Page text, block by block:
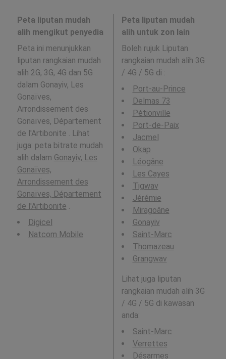
Peta liputan mudah
alih mengikut penyedia
Peta ini menunjukkan
liputan rangkaian mudah
alih 2G, 3G, 4G dan 5G
dalam Gonayiv, Les
Gonaïves,
Arrondissement des
Gonaïves, Département
de l'Artibonite . Lihat
juga: peta bitrate mudah
alih dalam Gonayiv, Les
Gonaïves,
Arrondissement des
Gonaïves, Département
de l'Artibonite .
Digicel
Natcom Mobile
Peta liputan mudah
alih untuk zon lain
Boleh rujuk Liputan
rangkaian mudah alih 3G
/ 4G / 5G di :
Port-au-Prince
Delmas 73
Pétionville
Port-de-Paix
Jacmel
Okap
Léogâne
Les Cayes
Tigwav
Jérémie
Miragoâne
Gonayiv
Saint-Marc
Thomazeau
Grangwav
Lihat juga liputan
rangkaian mudah alih 3G
/ 4G / 5G di kawasan
anda:
Saint-Marc
Verrettes
Désarmes